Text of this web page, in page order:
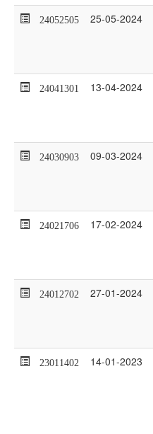
24052505 25-05-2024
24041301 13-04-2024
24030903 09-03-2024
24021706 17-02-2024
24012702 27-01-2024
23011402 14-01-2023